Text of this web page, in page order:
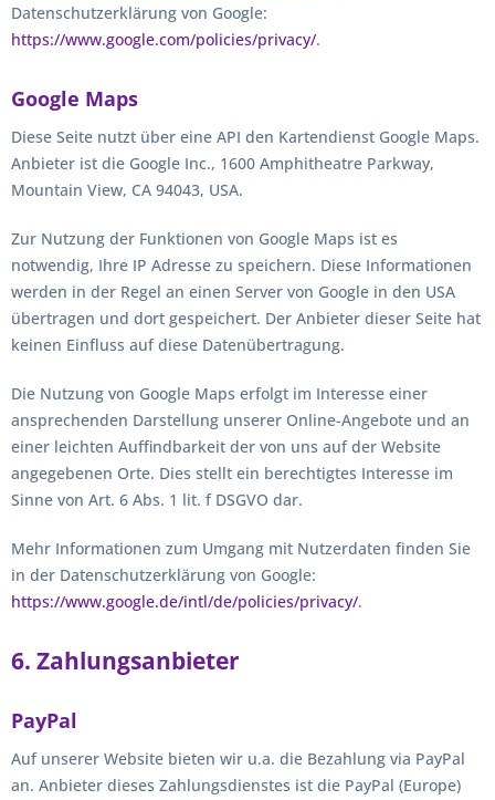
Datenschutzerklärung von Google:
https://www.google.com/policies/privacy/.
Google Maps
Diese Seite nutzt über eine API den Kartendienst Google Maps.
Anbieter ist die Google Inc., 1600 Amphitheatre Parkway,
Mountain View, CA 94043, USA.
Zur Nutzung der Funktionen von Google Maps ist es
notwendig, Ihre IP Adresse zu speichern. Diese Informationen
werden in der Regel an einen Server von Google in den USA
übertragen und dort gespeichert. Der Anbieter dieser Seite hat
keinen Einfluss auf diese Datenübertragung.
Die Nutzung von Google Maps erfolgt im Interesse einer
ansprechenden Darstellung unserer Online-Angebote und an
einer leichten Auffindbarkeit der von uns auf der Website
angegebenen Orte. Dies stellt ein berechtigtes Interesse im
Sinne von Art. 6 Abs. 1 lit. f DSGVO dar.
Mehr Informationen zum Umgang mit Nutzerdaten finden Sie
in der Datenschutzerklärung von Google:
https://www.google.de/intl/de/policies/privacy/.
6. Zahlungsanbieter
PayPal
Auf unserer Website bieten wir u.a. die Bezahlung via PayPal
an. Anbieter dieses Zahlungsdienstes ist die PayPal (Europe)